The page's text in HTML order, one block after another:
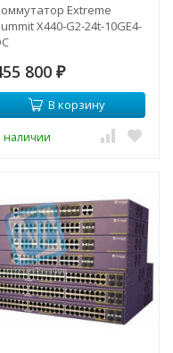
Extreme
X440-G2-24t-10GE4-
800 ₽
В корзину
наличии